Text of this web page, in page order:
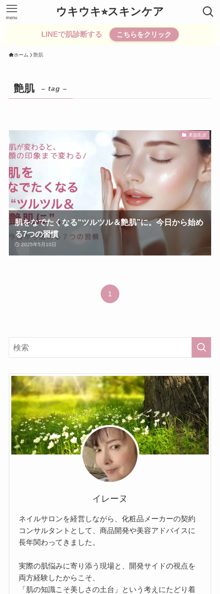
ウキウキ⭐︎スキンケア
menu
LINEで肌診断する こちらをクリック
ホーム 艶肌
艶肌 – tag –
美肌生活
肌をなでたくなる“ツルツル＆艶肌”に。今日から始め
る7つの習慣
2025年5月10日
1
イレーヌ
ネイルサロンを経営しながら、化粧品メーカーの契約
コンサルタントとして、商品開発や美容アドバイスに
長年関わってきました。
実際の肌悩みに寄り添う現場と、開発サイドの視点を
両方経験したからこそ、
「肌の知識こそ美しさの土台」という考えにたどり着